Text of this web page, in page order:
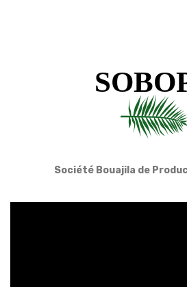
Société Bouajila de